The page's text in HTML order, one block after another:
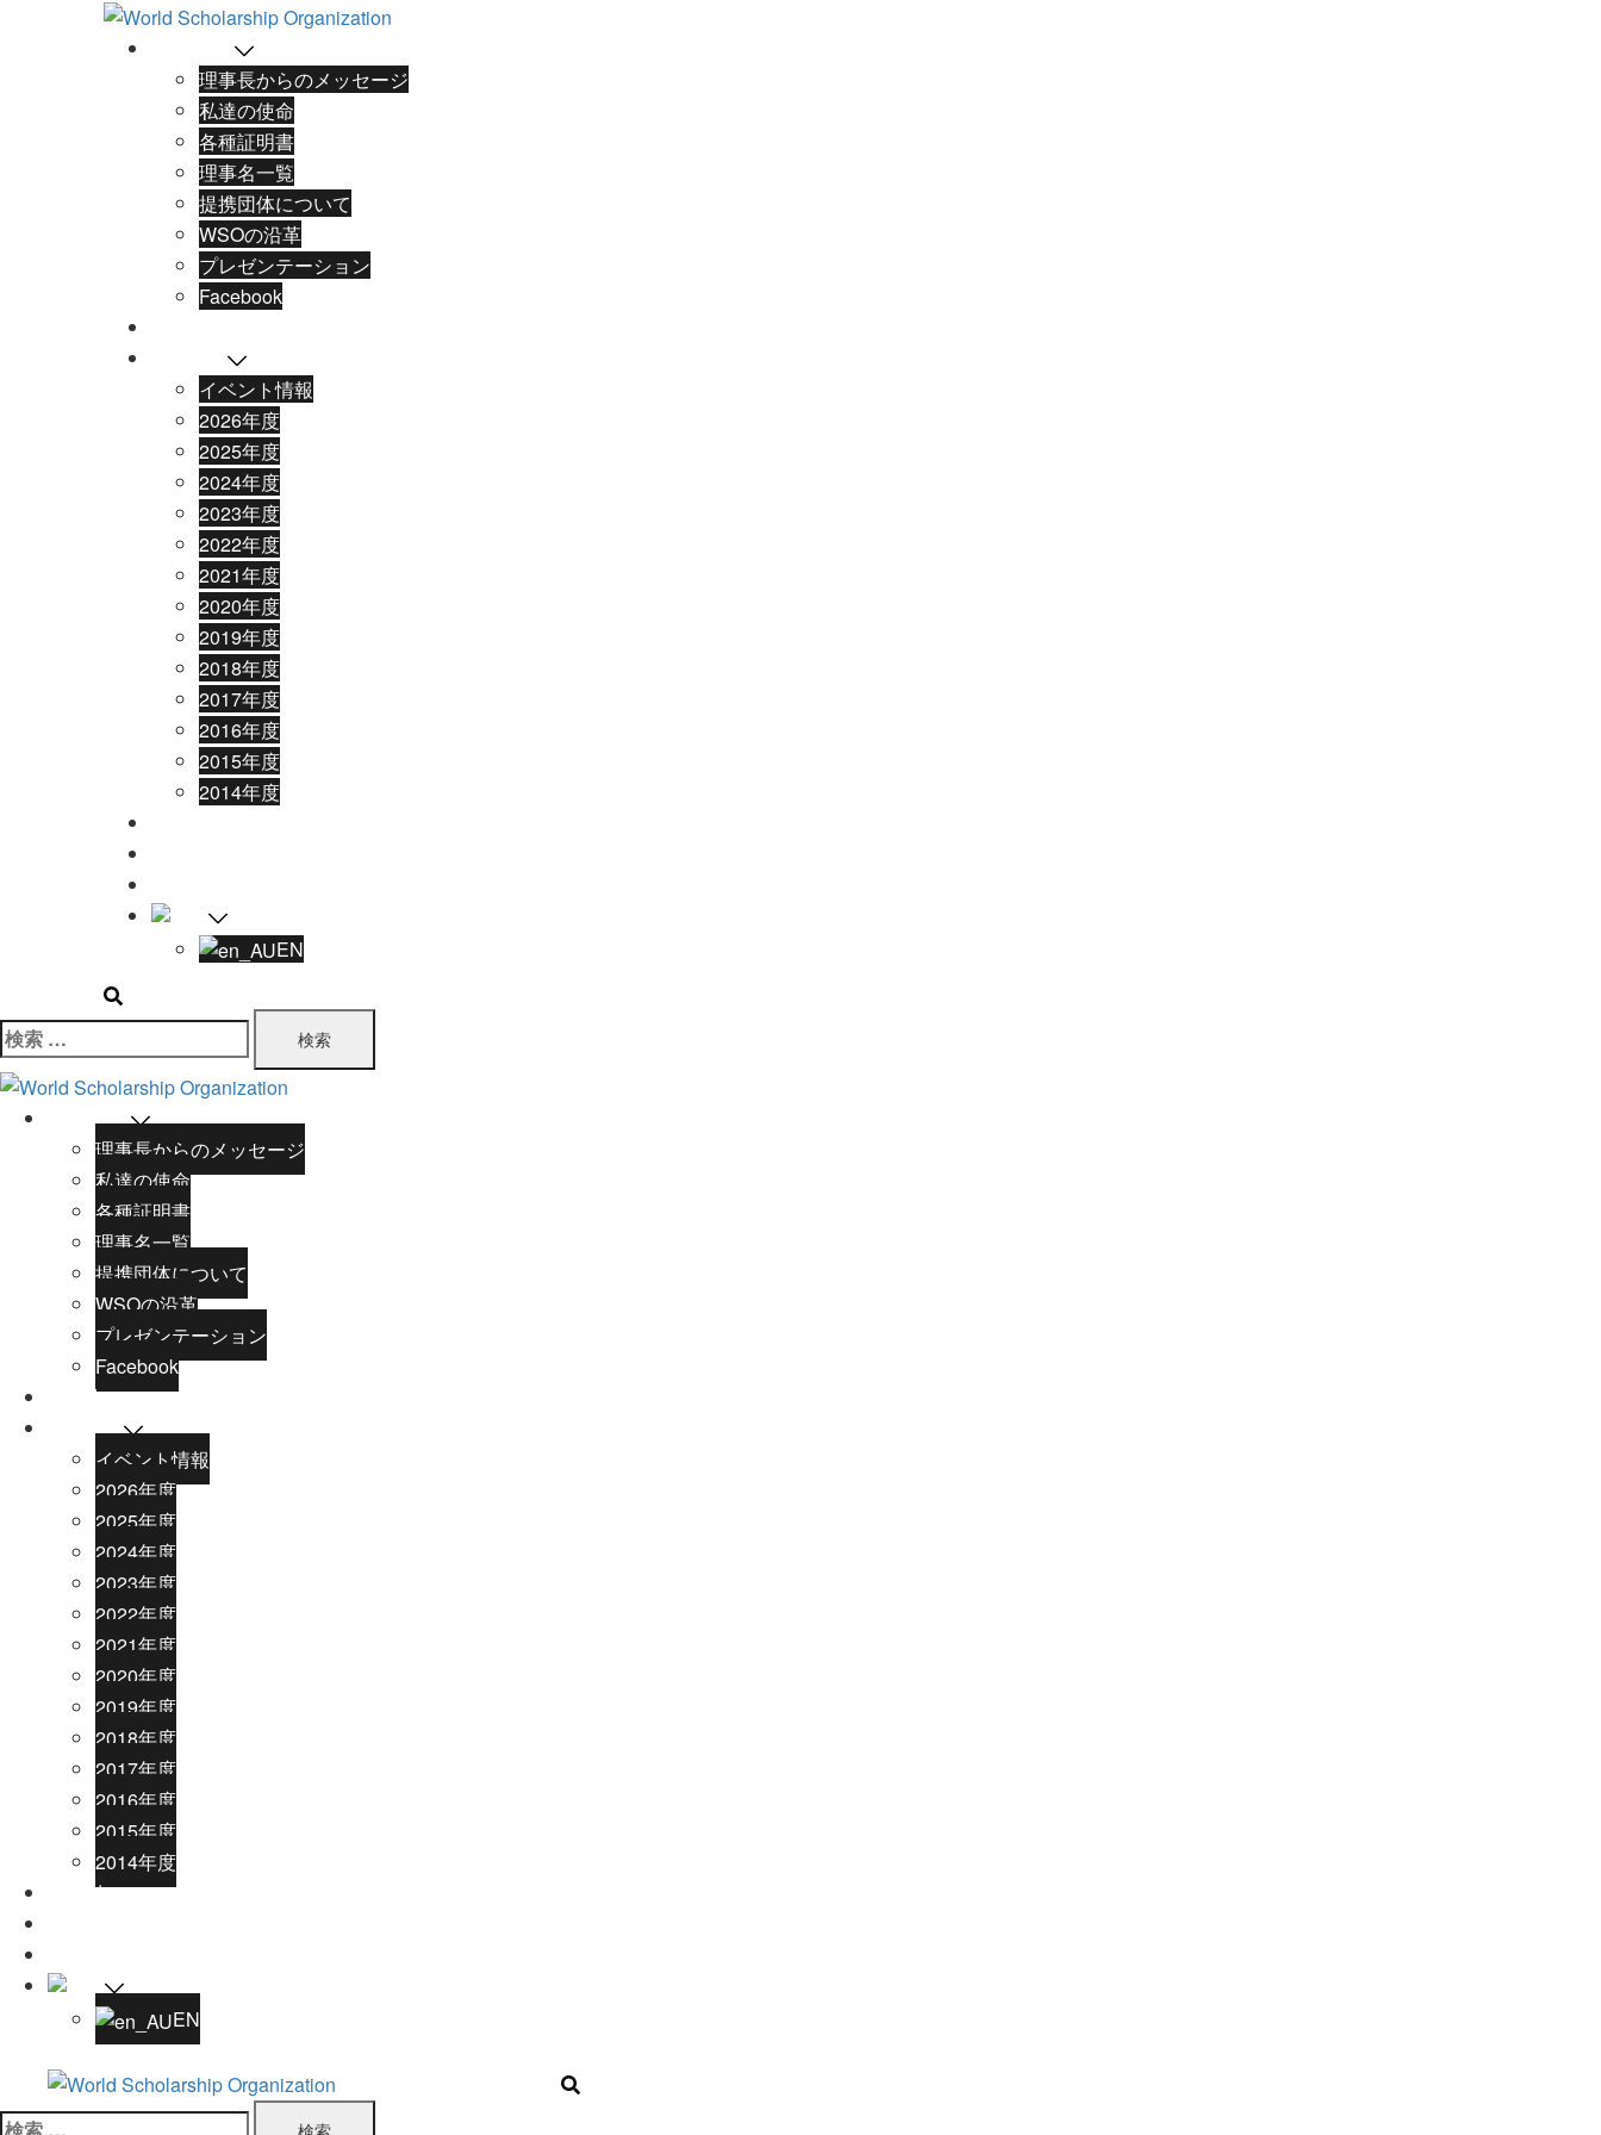
理事長からのメッセージ
私達の使命
各種証明書
理事名一覧
提携団体について
WSOの沿革
プレゼンテーション
Facebook
イベント情報
2026年度
2025年度
2024年度
2023年度
2022年度
2021年度
2020年度
2019年度
2018年度
2017年度
2016年度
2015年度
2014年度
EN
検
索:
WSOとは
理事長からのメッセージ
私達の使命
各種証明書
理事名一覧
提携団体について
WSOの沿革
プレゼンテーション
Facebook
奨学生
ニュース
イベント情報
2026年度
2025年度
2024年度
2023年度
2022年度
2021年度
2020年度
2019年度
2018年度
2017年度
2016年度
2015年度
2014年度
ご寄付
EN
検